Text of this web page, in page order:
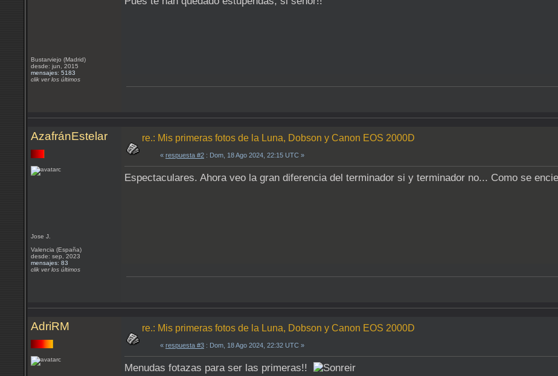
Bustarviejo (Madrid)
desde: jun, 2015
mensajes: 5183
clik ver los últimos
AzafránEstelar
Jose J.
Valencia (España)
desde: sep, 2023
mensajes: 83
clik ver los últimos
re.: Mis primeras fotos de la Luna, Dobson y Canon EOS 2000D
« respuesta #2 : Dom, 18 Ago 2024, 22:15 UTC »
Espectaculares. Ahora veo la gran diferencia del terminador si y terminador no... Como se
AdriRM re.: Mis primeras fotos de la Luna, Dobson y Canon EOS 2000D
« respuesta #3 : Dom, 18 Ago 2024, 22:32 UTC »
Menudas fotazas para ser las primeras!!